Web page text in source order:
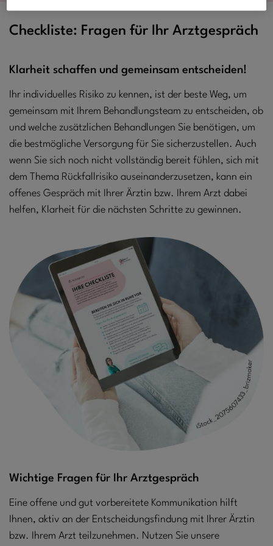
Checkliste: Fragen für Ihr Arztgespräch
Klarheit schaffen und gemeinsam entscheiden!
Ihr individuelles Risiko zu kennen, ist der beste Weg, um
gemeinsam mit Ihrem Behandlungsteam zu entscheiden, ob
und welche zusätzlichen Behandlungen Sie benötigen, um
die bestmögliche Versorgung für Sie sicherzustellen. Auch
wenn Sie sich noch nicht vollständig bereit fühlen, sich mit
dem Thema Rückfallrisiko auseinanderzusetzen, kann ein
offenes Gespräch mit Ihrer Ärztin bzw. Ihrem Arzt dabei
helfen, Klarheit für die nächsten Schritte zu gewinnen.
Wichtige Fragen für Ihr Arztgespräch
Eine offene und gut vorbereitete Kommunikation hilft
Ihnen, aktiv an der Entscheidungsfindung mit Ihrer Ärztin
bzw. Ihrem Arzt teilzunehmen. Nutzen Sie unsere